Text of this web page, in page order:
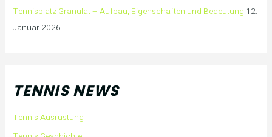
Tennisplatz Granulat – Aufbau, Eigenschaften und Bedeutung 12.
Januar 2026
TENNIS NEWS
Tennis Ausrüstung